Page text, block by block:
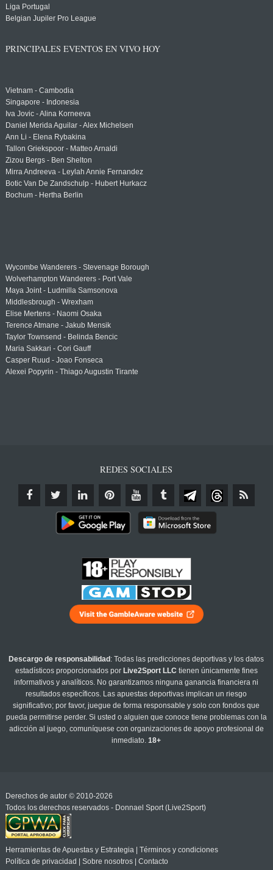
Liga Portugal
Belgian Jupiler Pro League
PRINCIPALES EVENTOS EN VIVO HOY
Vietnam - Cambodia
Singapore - Indonesia
Iva Jovic - Alina Korneeva
Daniel Merida Aguilar - Alex Michelsen
Ann Li - Elena Rybakina
Tallon Griekspoor - Matteo Arnaldi
Zizou Bergs - Ben Shelton
Mirra Andreeva - Leylah Annie Fernandez
Botic Van De Zandschulp - Hubert Hurkacz
Bochum - Hertha Berlin
Wycombe Wanderers - Stevenage Borough
Wolverhampton Wanderers - Port Vale
Maya Joint - Ludmilla Samsonova
Middlesbrough - Wrexham
Elise Mertens - Naomi Osaka
Terence Atmane - Jakub Mensik
Taylor Townsend - Belinda Bencic
Maria Sakkari - Cori Gauff
Casper Ruud - Joao Fonseca
Alexei Popyrin - Thiago Augustin Tirante
REDES SOCIALES
Descargo de responsabilidad : Todas las predicciones deportivas y los datos
estadísticos proporcionados por Live2Sport LLC tienen únicamente fines
informativos y analíticos. No garantizamos ninguna ganancia financiera ni
resultados específicos. Las apuestas deportivas implican un riesgo
significativo; por favor, juegue de forma responsable y solo con fondos que
pueda permitirse perder. Si usted o alguien que conoce tiene problemas con la
adicción al juego, comuníquese con organizaciones de apoyo profesional de
inmediato.18+
Derechos de autor © 2010-2026
Todos los derechos reservados - Donnael Sport (Live2Sport)
Herramientas de Apuestas y Estrategia| Términos y condiciones
Política de privacidad
Sobre nosotros| Contacto